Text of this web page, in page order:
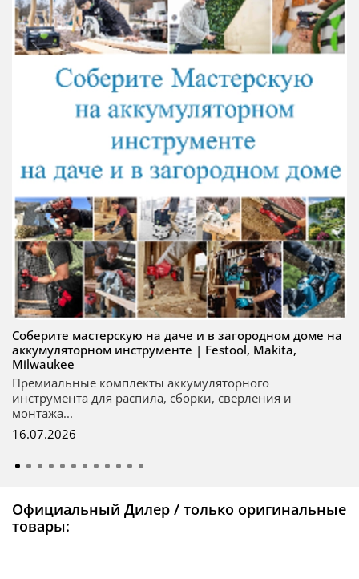
Соберите мастерскую на даче и в загородном доме на
аккумуляторном инструменте | Festool, Makita,
Milwaukee
Премиальные комплекты аккумуляторного
инструмента для распила, сборки, сверления и
монтажа...
16.07.2026
Официальный Дилер / только оригинальные
товары: